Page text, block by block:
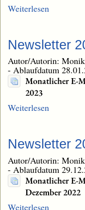
Weiterlesen
Newsletter
Autor/Autorin:
- Ablaufdatum
Monatlicher E-
2023
Weiterlesen
Newsletter
Autor/Autorin:
- Ablaufdatum
Monatlicher E-
Dezember 2022
Weiterlesen